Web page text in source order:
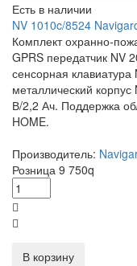
Есть в наличии
NV 1010c/8524
Комплект охранно-
GPRS передатчик NV
сенсорная
металлический
В/2,2 Ач. Поддержка
HOME.
Производитель:
Розница 9 750q
В корзину